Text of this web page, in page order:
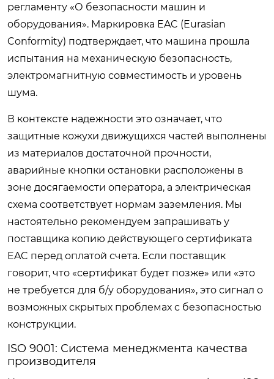
регламенту «О безопасности машин и
оборудования». Маркировка EAC (Eurasian
Conformity) подтверждает, что машина прошла
испытания на механическую безопасность,
электромагнитную совместимость и уровень
шума.
В контексте надежности это означает, что
защитные кожухи движущихся частей выполнены
из материалов достаточной прочности,
аварийные кнопки остановки расположены в
зоне досягаемости оператора, а электрическая
схема соответствует нормам заземления. Мы
настоятельно рекомендуем запрашивать у
поставщика копию действующего сертификата
EAC перед оплатой счета. Если поставщик
говорит, что «сертификат будет позже» или «это
не требуется для б/у оборудования», это сигнал о
возможных скрытых проблемах с безопасностью
конструкции.
ISO 9001: Система менеджмента качества
производителя